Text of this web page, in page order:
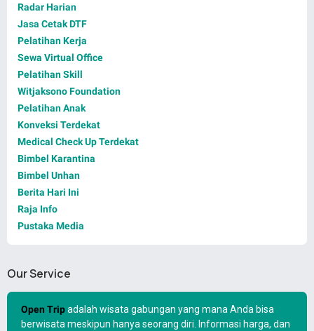
Radar Harian
Jasa Cetak DTF
Pelatihan Kerja
Sewa Virtual Office
Pelatihan Skill
Witjaksono Foundation
Pelatihan Anak
Konveksi Terdekat
Medical Check Up Terdekat
Bimbel Karantina
Bimbel Unhan
Berita Hari Ini
Raja Info
Pustaka Media
Our Service
Open Tripadalah wisata gabungan yang mana Anda bisa
berwisata meskipun hanya seorang diri. Informasi harga, dan